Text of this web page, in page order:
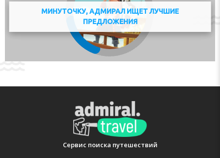
МИНУТОЧКУ, АДМИРАЛ ИЩЕТ ЛУЧШИЕ
ПРЕДЛОЖЕНИЯ
Сервис поиска путешествий